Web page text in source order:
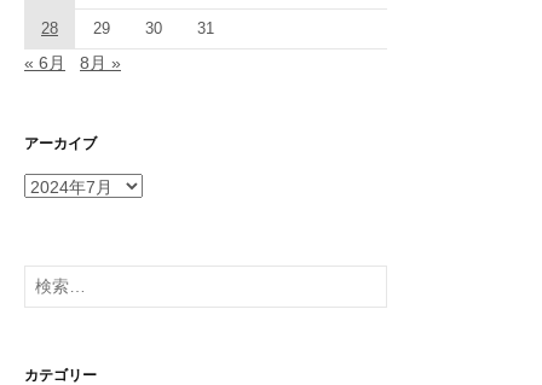
28 29 30 31
« 6月 8月 »
アーカイブ
ア
イ
ブ
検
索:
カテゴリー